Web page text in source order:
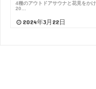
4種のアウトドアサウナと花見をか
20…
2024年3月22日